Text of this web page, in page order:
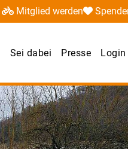
Mitglied werden
Sei dabei Presse Login